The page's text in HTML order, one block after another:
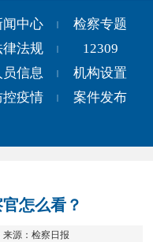
闻中心
检察专题
律法规
12309
员信息
机构设置
控疫情
案件发布
怎么看？
来源：检察日报